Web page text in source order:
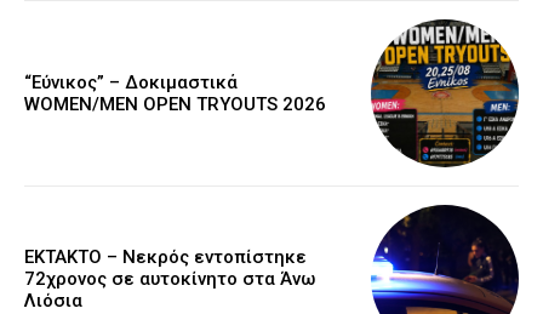
“Εύνικος” – Δοκιμαστικά
WOMEN/MEN OPEN TRYOUTS 2026
EKTAKTO – Νεκρός εντοπίστηκε
72χρονος σε αυτοκίνητο στα Άνω
Λιόσια